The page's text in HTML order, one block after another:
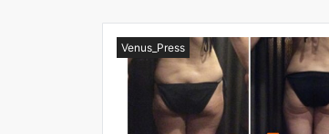
Venus_Press